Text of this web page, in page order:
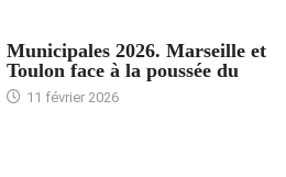
Municipales 2026. Marseille et
Toulon face à la poussée du
11 février 2026